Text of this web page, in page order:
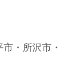
・所沢市・